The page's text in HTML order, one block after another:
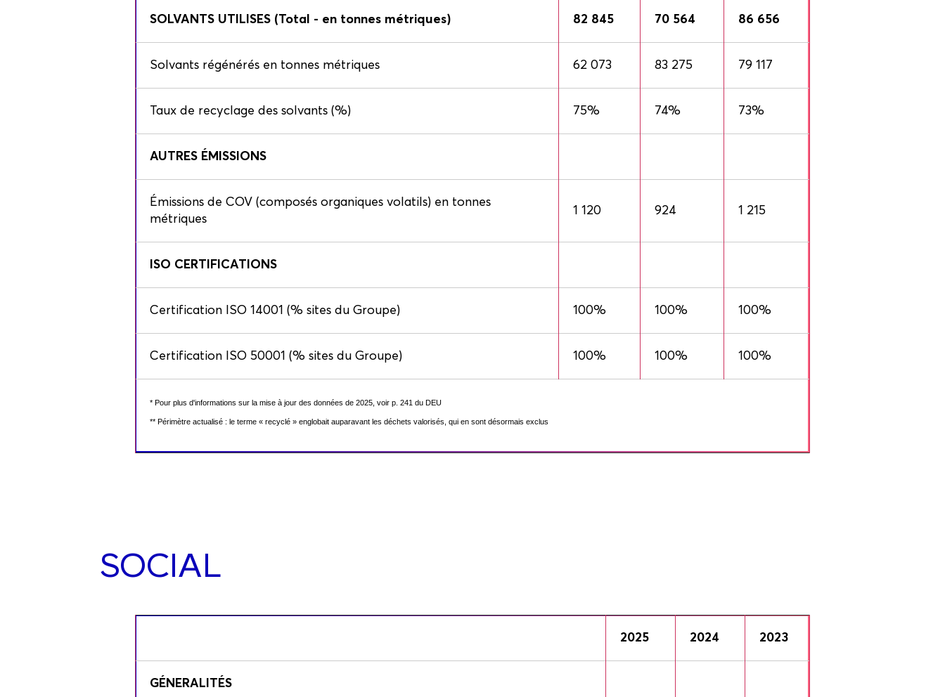
SOLVANTS UTILISES (Total - en tonnes métriques) 82 845 70 564 86 656
Solvants régénérés en tonnes métriques 62 073 83 275 79 117
Taux de recyclage des solvants (%) 75% 74% 73%
AUTRES ÉMISSIONS
Émissions de COV (composés organiques volatils) en tonnes
métriques
1 120 924 1 215
ISO CERTIFICATIONS
Certification ISO 14001 (% sites du Groupe) 100% 100% 100%
Certification ISO 50001 (% sites du Groupe) 100% 100% 100%
* Pour plus d'informations sur la mise à jour des données de 2025, voir p. 241 du DEU
** Périmètre actualisé : le terme « recyclé » englobait auparavant les déchets valorisés, qui en sont désormais exclus
SOCIAL
2025 2024 2023
GÉNERALITÉS